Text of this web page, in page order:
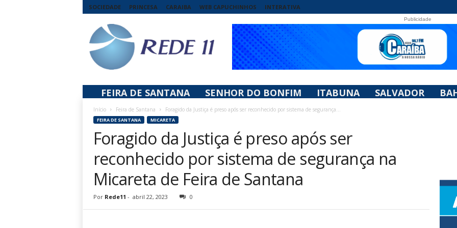
SOCIEDADE PRINCESA CARAIBA WEB CAPUCHINHOS INTERATIVA
Publicidade
FEIRA DE SANTANA SENHOR DO BONFIM ITABUNA SALVADOR
Início Feira de Santana Foragido da Justiça é preso após ser reconhecido por sistema de segurança...
FEIRA DE SANTANA MICARETA
Foragido da Justiça é preso após ser
reconhecido por sistema de segurança na
Micareta de Feira de Santana
Por Rede11 - abril 22, 2023 0